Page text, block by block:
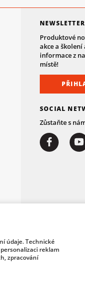
NEWSLETTER
Produktové
akce a
informace z
místě!
SOCIAL
Zůstaňte s
údaje. Technické
reklam
zpracování